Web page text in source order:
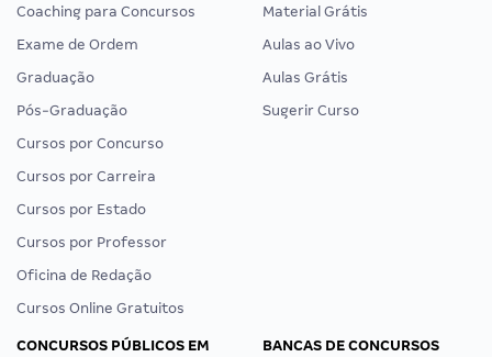
Coaching para Concursos
Exame de Ordem
Graduação
Pós-Graduação
Cursos por Concurso
Cursos por Carreira
Cursos por Estado
Cursos por Professor
Oficina de Redação
Cursos Online Gratuitos
Material Grátis
Aulas ao Vivo
Aulas Grátis
Sugerir Curso
CONCURSOS PÚBLICOS EM
BANCAS DE CONCURSOS